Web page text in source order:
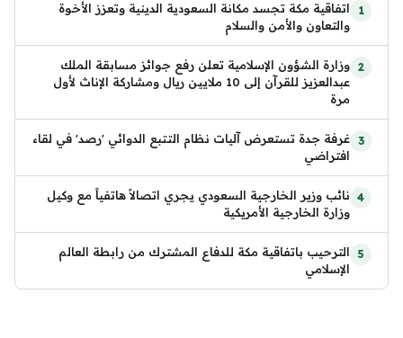
اتفاقية مكة تجسد مكانة السعودية الدينية وتعزز الأخوة
والتعاون والأمن والسلام
وزارة الشؤون الإسلامية تعلن رفع جوائز مسابقة الملك
عبدالعزيز للقرآن إلى 10 ملايين ريال ومشاركة الإناث لأول
مرة
غرفة جدة تستعرض آليات نظام التتبع الدوائي 'رصد' في لقاء
افتراضي
نائب وزير الخارجية السعودي يجري اتصالاً هاتفياً مع وكيل
وزارة الخارجية الأمريكية
الترحيب باتفاقية مكة للدفاع المشترك من رابطة العالم
الإسلامي